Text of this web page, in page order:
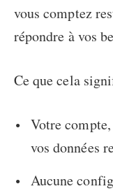
vous comptez
répondre à vos
Ce que cela
Votre
vos données
Aucune